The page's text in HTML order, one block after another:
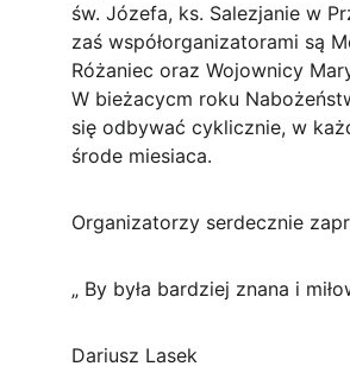
św. Józefa, ks. Salezjanie w
zaś współorganizatorami są
Różaniec oraz Wojownicy
W bieżacycm roku
się odbywać cyklicznie, w
środe miesiaca.
Organizatorzy serdecznie
„ By była bardziej znana i
Dariusz Lasek